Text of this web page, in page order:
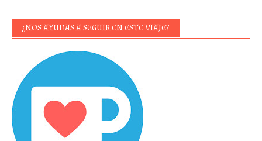
¿NOS AYUDAS A SEGUIR EN ESTE VIAJE?